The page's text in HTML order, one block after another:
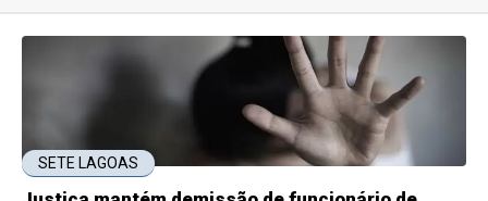
SETE LAGOAS